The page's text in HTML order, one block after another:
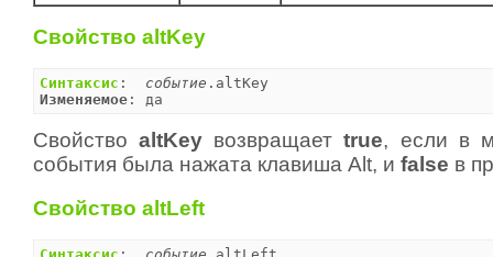
Свойство altKey
Синтаксис : событие
Изменяемое : да
СвойствоaltKey возвращаетtrue, если в
события была нажата клавиша Alt, и false в
Свойство altLeft